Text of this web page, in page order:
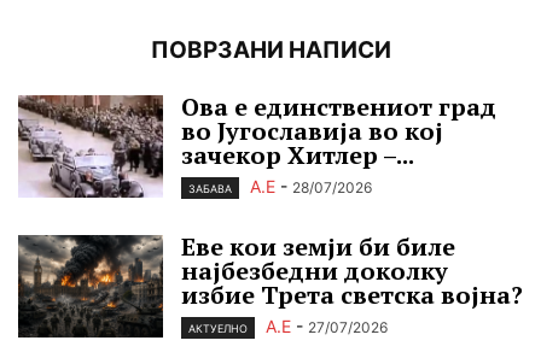
ПОВРЗАНИ НАПИСИ
Ова е единствениот град
во Југославија во кој
зачекор Хитлер –...
ЗАБАВА А.Е - 28/07/2026
Еве кои земји би биле
најбезбедни доколку
избие Трета светска војна?
АКТУЕЛНО А.Е - 27/07/2026